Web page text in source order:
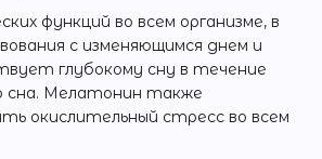
функций во всем организме, в
с изменяющимся днем и
глубокому сну в течение
сна. Мелатонин также
окислительный стресс во всем